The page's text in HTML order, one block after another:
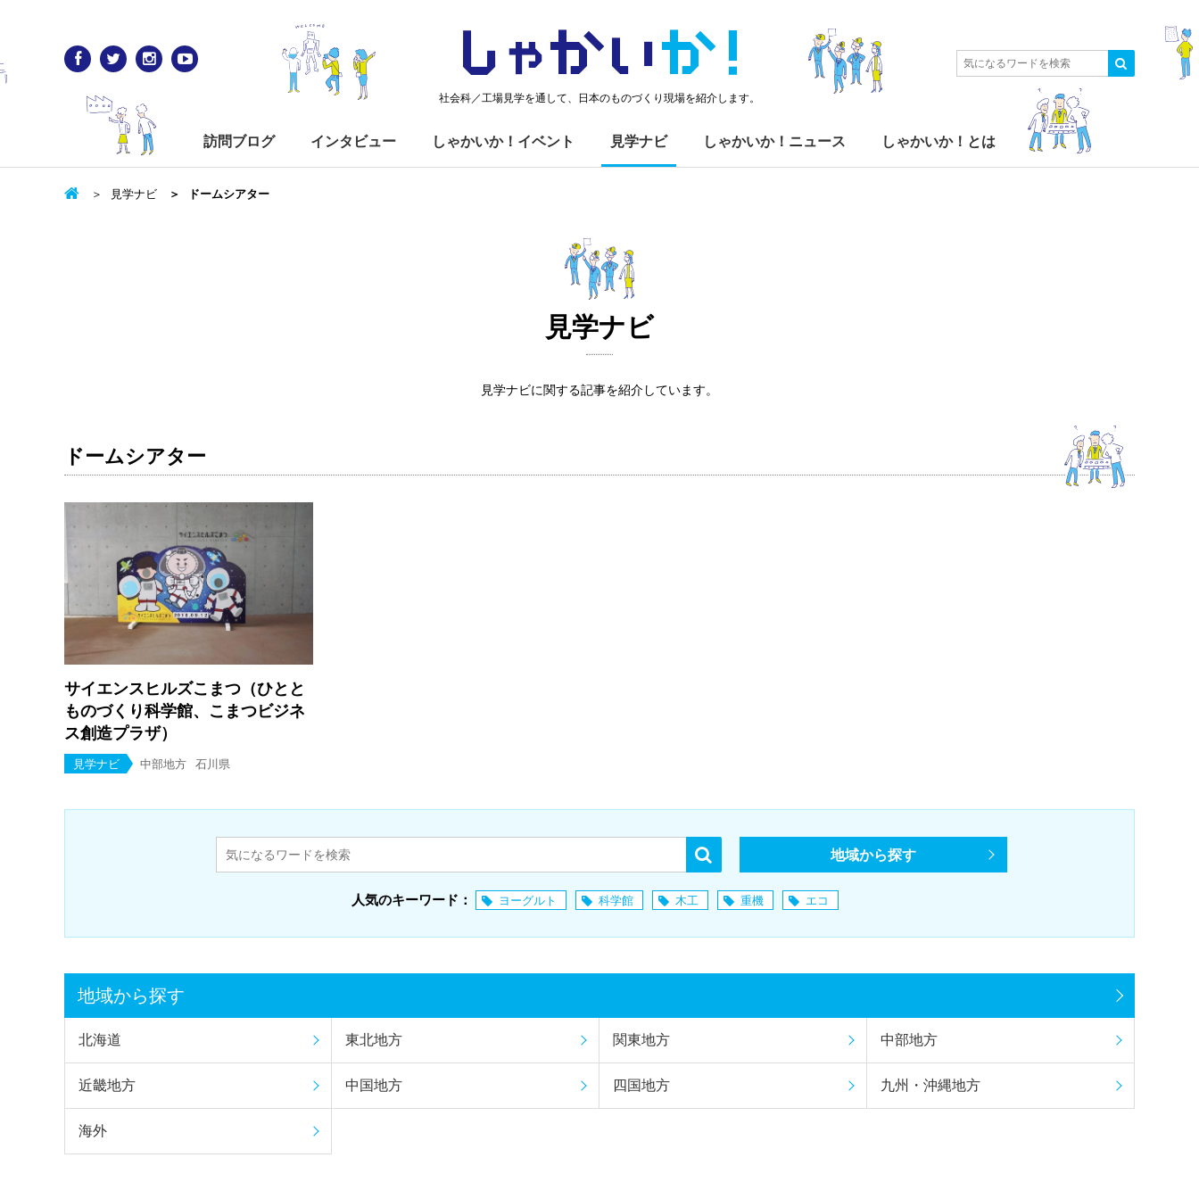
しゃかいか！
社会科／工場見学を通して、日本のものづくり現場を紹介します。
訪問ブログ インタビュー しゃかいか！イベント 見学ナビ しゃかいか！ニュース しゃかいか！とは
見学ナビ ドームシアター
見学ナビ
見学ナビに関する記事を紹介しています。
ドームシアター
サイエンスヒルズこまつ（ひとと
ものづくり科学館、こまつビジネ
ス創造プラザ）
見学ナビ 中部地方 石川県
地域から探す
人気のキーワード： ヨーグルト 科学館 木工 重機 エコ
地域から探す
北海道 東北地方 関東地方 中部地方
近畿地方 中国地方 四国地方 九州・沖縄地方
海外